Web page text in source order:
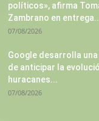
políticos», afirma
Zambrano en
07/08/2026
Google desarrolla una
de anticipar la
huracanes...
07/08/2026